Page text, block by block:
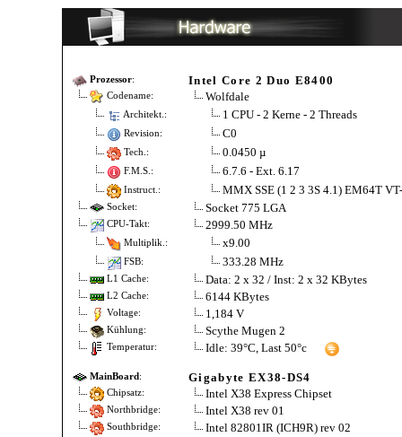
Prozessor: Intel Core 2 Duo E8400
Codename: Wolfdale
Architekt.: 1 CPU - 2 Kerne - 2 Threads
Revision: C0
Tech.: 0.0450 µ
F.M.S.: 6.7.6 - Ext. 6.17
Instruct.: MMX SSE (1 2 3 3S 4.1) EM64T
Socket: Socket 775 LGA
CPU-Takt: 2999.50 MHz
Multiplik.: x9.00
FSB: 333.28 MHz
L1 Cache: Data: 2 x 32 / Inst: 2 x 32 KBytes
L2 Cache: 6144 KBytes
Voltage: 1,184 V
Kühlung: Scythe Mugen 2
Temperatur: Idle: 39°C, Last 50°c
MainBoard: Gigabyte EX38-DS4
Chipsatz: Intel X38 Express Chipset
Northbridge: Intel X38 rev 01
Southbridge: Intel 82801IR (ICH9R) rev 02